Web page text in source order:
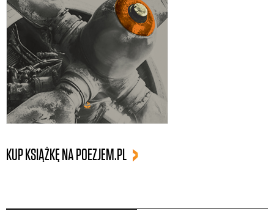
KUP KSIĄŻKĘ NA POEZJEM.PL